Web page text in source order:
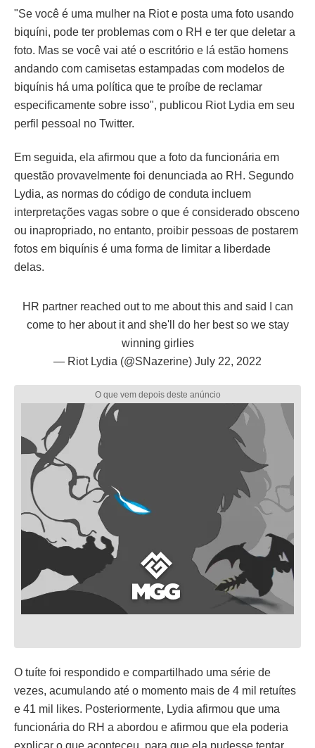
"Se você é uma mulher na Riot e posta uma foto usando
biquíni, pode ter problemas com o RH e ter que deletar a
foto. Mas se você vai até o escritório e lá estão homens
andando com camisetas estampadas com modelos de
biquínis há uma política que te proíbe de reclamar
especificamente sobre isso", publicou Riot Lydia em seu
perfil pessoal no Twitter.
Em seguida, ela afirmou que a foto da funcionária em
questão provavelmente foi denunciada ao RH. Segundo
Lydia, as normas do código de conduta incluem
interpretações vagas sobre o que é considerado obsceno
ou inapropriado, no entanto, proibir pessoas de postarem
fotos em biquínis é uma forma de limitar a liberdade
delas.
HR partner reached out to me about this and said I can
come to her about it and she'll do her best so we stay
winning girlies
— Riot Lydia (@SNazerine) July 22, 2022
O tuíte foi respondido e compartilhado uma série de
vezes, acumulando até o momento mais de 4 mil retuítes
e 41 mil likes. Posteriormente, Lydia afirmou que uma
funcionária do RH a abordou e afirmou que ela poderia
explicar o que aconteceu, para que ela pudesse tentar